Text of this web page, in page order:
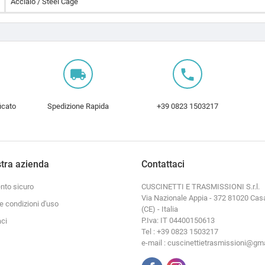
local_shipping
Spedizione Rapida
local_phone
+39 0823 1503217
azienda
sicuro
condizioni d'uso
Contattaci
CUSCINETTI E TRASMISSIONI S.r.l.
Via Nazionale Appia - 372 81020
(CE) - Italia
P.Iva: IT 04400150613
Tel : +39 0823 1503217
e-mail :